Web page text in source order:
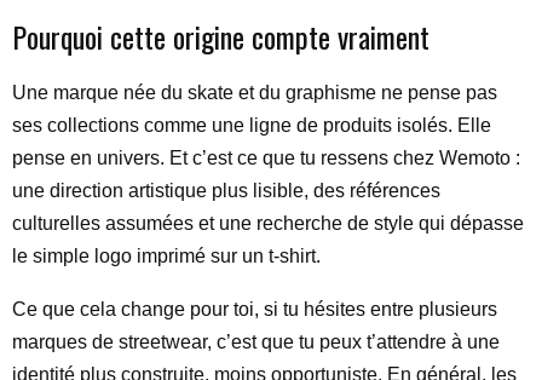
Pourquoi cette origine compte vraiment
Une marque née du skate et du graphisme ne pense pas
ses collections comme une ligne de produits isolés. Elle
pense en univers. Et c’est ce que tu ressens chez Wemoto :
une direction artistique plus lisible, des références
culturelles assumées et une recherche de style qui dépasse
le simple logo imprimé sur un t-shirt.
Ce que cela change pour toi, si tu hésites entre plusieurs
marques de streetwear, c’est que tu peux t’attendre à une
identité plus construite, moins opportuniste. En général, les